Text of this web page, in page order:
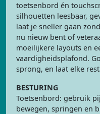
toetsenbord én
silhouetten leesbaar,
laat je sneller gaan
nu nieuw bent of
moeilijkere layouts en
vaardigheidsplafond.
sprong, en laat elke
BESTURING
Toetsenbord: gebruik
bewegen, springen en